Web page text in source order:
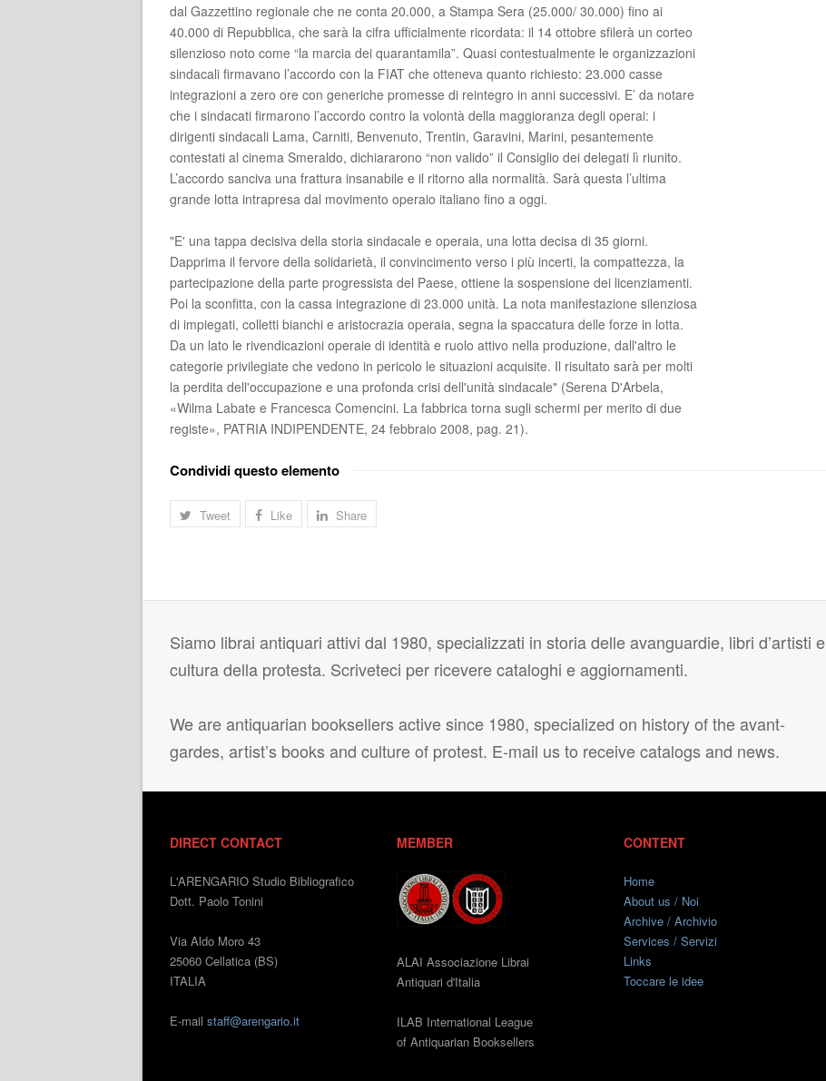
dal Gazzettino regionale che ne conta 20.000, a Stampa Sera (25.000/ 30.000) fino ai
40.000 di Repubblica, che sarà la cifra ufficialmente ricordata: il 14 ottobre sfilerà un corteo
silenzioso noto come “la marcia dei quarantamila”. Quasi contestualmente le organizzazioni
sindacali firmavano l’accordo con la FIAT che otteneva quanto richiesto: 23.000 casse
integrazioni a zero ore con generiche promesse di reintegro in anni successivi. E’ da notare
che i sindacati firmarono l’accordo contro la volontà della maggioranza degli operai: i
dirigenti sindacali Lama, Carniti, Benvenuto, Trentin, Garavini, Marini, pesantemente
contestati al cinema Smeraldo, dichiararono “non valido” il Consiglio dei delegati lì riunito.
L’accordo sanciva una frattura insanabile e il ritorno alla normalità. Sarà questa l’ultima
grande lotta intrapresa dal movimento operaio italiano fino a oggi.
"E' una tappa decisiva della storia sindacale e operaia, una lotta decisa di 35 giorni.
Dapprima il fervore della solidarietà, il convincimento verso i più incerti, la compattezza, la
partecipazione della parte progressista del Paese, ottiene la sospensione dei licenziamenti.
Poi la sconfitta, con la cassa integrazione di 23.000 unità. La nota manifestazione silenziosa
di impiegati, colletti bianchi e aristocrazia operaia, segna la spaccatura delle forze in lotta.
Da un lato le rivendicazioni operaie di identità e ruolo attivo nella produzione, dall'altro le
categorie privilegiate che vedono in pericolo le situazioni acquisite. Il risultato sarà per molti
la perdita dell'occupazione e una profonda crisi dell'unità sindacale" (Serena D'Arbela,
«Wilma Labate e Francesca Comencini. La fabbrica torna sugli schermi per merito di due
registe», PATRIA INDIPENDENTE, 24 febbraio 2008, pag. 21).
Condividi questo elemento
Tweet Like Share
Siamo librai antiquari attivi dal 1980, specializzati in storia delle avanguardie, libri d’artisti e
cultura della protesta. Scriveteci per ricevere cataloghi e aggiornamenti.
We are antiquarian booksellers active since 1980, specialized on history of the avant-
gardes, artist’s books and culture of protest. E-mail us to receive catalogs and news.
DIRECT CONTACT
L'ARENGARIO Studio Bibliografico
Dott. Paolo Tonini
Via Aldo Moro 43
25060 Cellatica (BS)
ITALIA
E-mail staff@arengario.it
MEMBER
ALAI Associazione Librai
Antiquari d'Italia
ILAB International League
of Antiquarian Booksellers
CONTENT
Home
About us / Noi
Archive / Archivio
Services / Servizi
Links
Toccare le idee